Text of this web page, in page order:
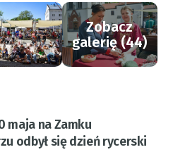
Zobacz
galerię (44)
maja na Zamku
odbył się dzień rycerski